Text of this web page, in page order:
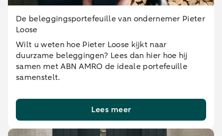
De beleggingsportefeuille van ondernemer Pieter
Loose
Wilt u weten hoe Pieter Loose kijkt naar
duurzame beleggingen? Lees dan hier hoe hij
samen met ABN AMRO de ideale portefeuille
samenstelt.
Lees meer